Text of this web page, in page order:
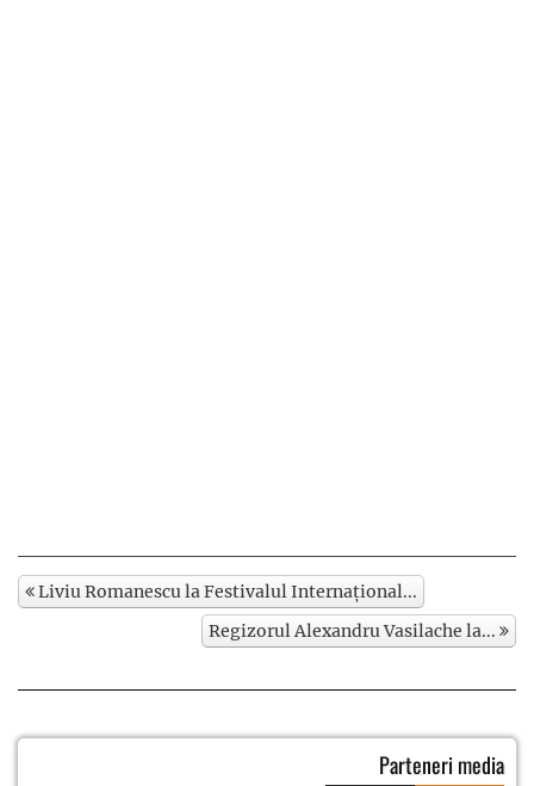
Liviu Romanescu la Festivalul Internațional...
Regizorul Alexandru Vasilache la...
Parteneri media